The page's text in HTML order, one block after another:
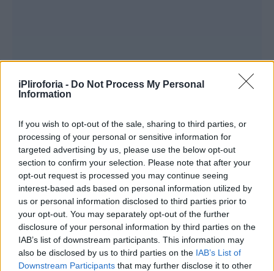
iPliroforia - Do Not Process My Personal
Information
If you wish to opt-out of the sale, sharing to third parties, or
processing of your personal or sensitive information for
targeted advertising by us, please use the below opt-out
section to confirm your selection. Please note that after your
opt-out request is processed you may continue seeing
interest-based ads based on personal information utilized by
us or personal information disclosed to third parties prior to
your opt-out. You may separately opt-out of the further
disclosure of your personal information by third parties on the
IAB’s list of downstream participants. This information may
also be disclosed by us to third parties on the IAB’s List of
Downstream Participants that may further disclose it to other
Αν σας αρέσει ο πειρασμός, τα πειράγματα
και η αποπλάνηση που δημιουργούν ένα
καυτό φιλί, δοκιμάστε έναν Λέοντα. Έχει
έντονη επιθυμία να ευχαριστήσει αλλά και να
ευχαριστηθεί, και επομένως τα φιλιά του
είναι βγαλμένα από ταινία του Χόλιγουντ.